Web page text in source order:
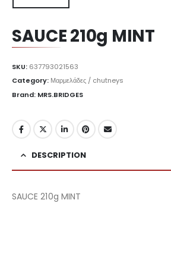
SAUCE 210g MINT
SKU: 637793021563
Category: Μαρμελάδες / chutneys
Brand: MRS.BRIDGES
DESCRIPTION
SAUCE 210g MINT